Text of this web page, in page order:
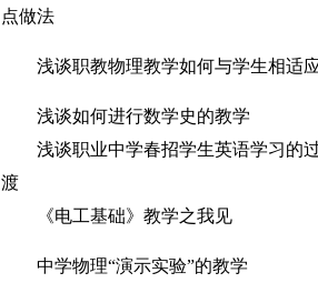
点做法
浅谈职教物理教学如何与学生相适
浅谈如何进行数学史的教学
浅谈职业中学春招学生英语学习的
渡
《电工基础》教学之我见
中学物理“演示实验”的教学